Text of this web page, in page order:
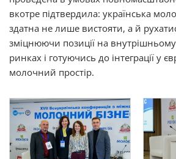
вкотре підтвердила: українська
здатна не лише вистояти, а й
зміцнюючи позиції на
ринках і готуючись до інтеграції у
молочний простір.